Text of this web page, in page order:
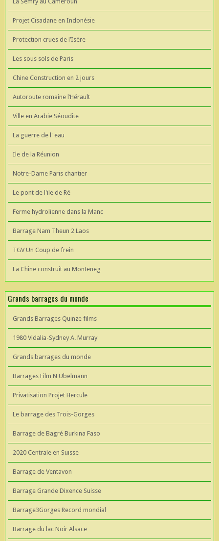
Projet Cisadane en Indonésie
Protection crues de l’Isère
Les sous sols de Paris
Chine Construction en 2 jours
Autoroute romaine l’Hérault
Ville en Arabie Séoudite
La guerre de l' eau
Ile de la Réunion
Notre-Dame Paris chantier
Le pont de l'ile de Ré
Ferme hydrolienne dans la Manc
Barrage Nam Theun 2 Laos
TGV Un Coup de frein
La Chine construit au Monteneg
Grands barrages du monde
Grands Barrages Quinze films
1980 Vidalia-Sydney A. Murray
Grands barrages du monde
Barrages Film N Ubelmann
Privatisation Projet Hercule
Le barrage des Trois-Gorges
Barrage de Bagré Burkina Faso
2020 Centrale en Suisse
Barrage de Ventavon
Barrage Grande Dixence Suisse
Barrage3Gorges Record mondial
Barrage du lac Noir Alsace